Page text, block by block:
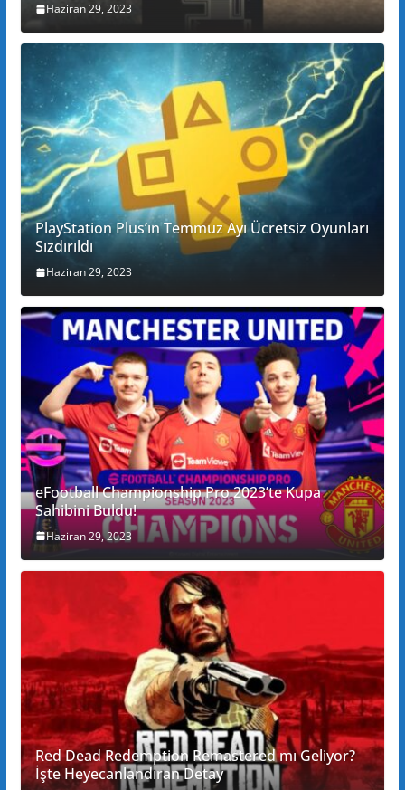
Haziran 29, 2023
PlayStation Plus’ın Temmuz Ayı Ücretsiz Oyunları
Sızdırıldı
Haziran 29, 2023
eFootball Championship Pro 2023’te Kupa
Sahibini Buldu!
Haziran 29, 2023
Red Dead Redemption Remastered mı Geliyor?
İşte Heyecanlandıran Detay